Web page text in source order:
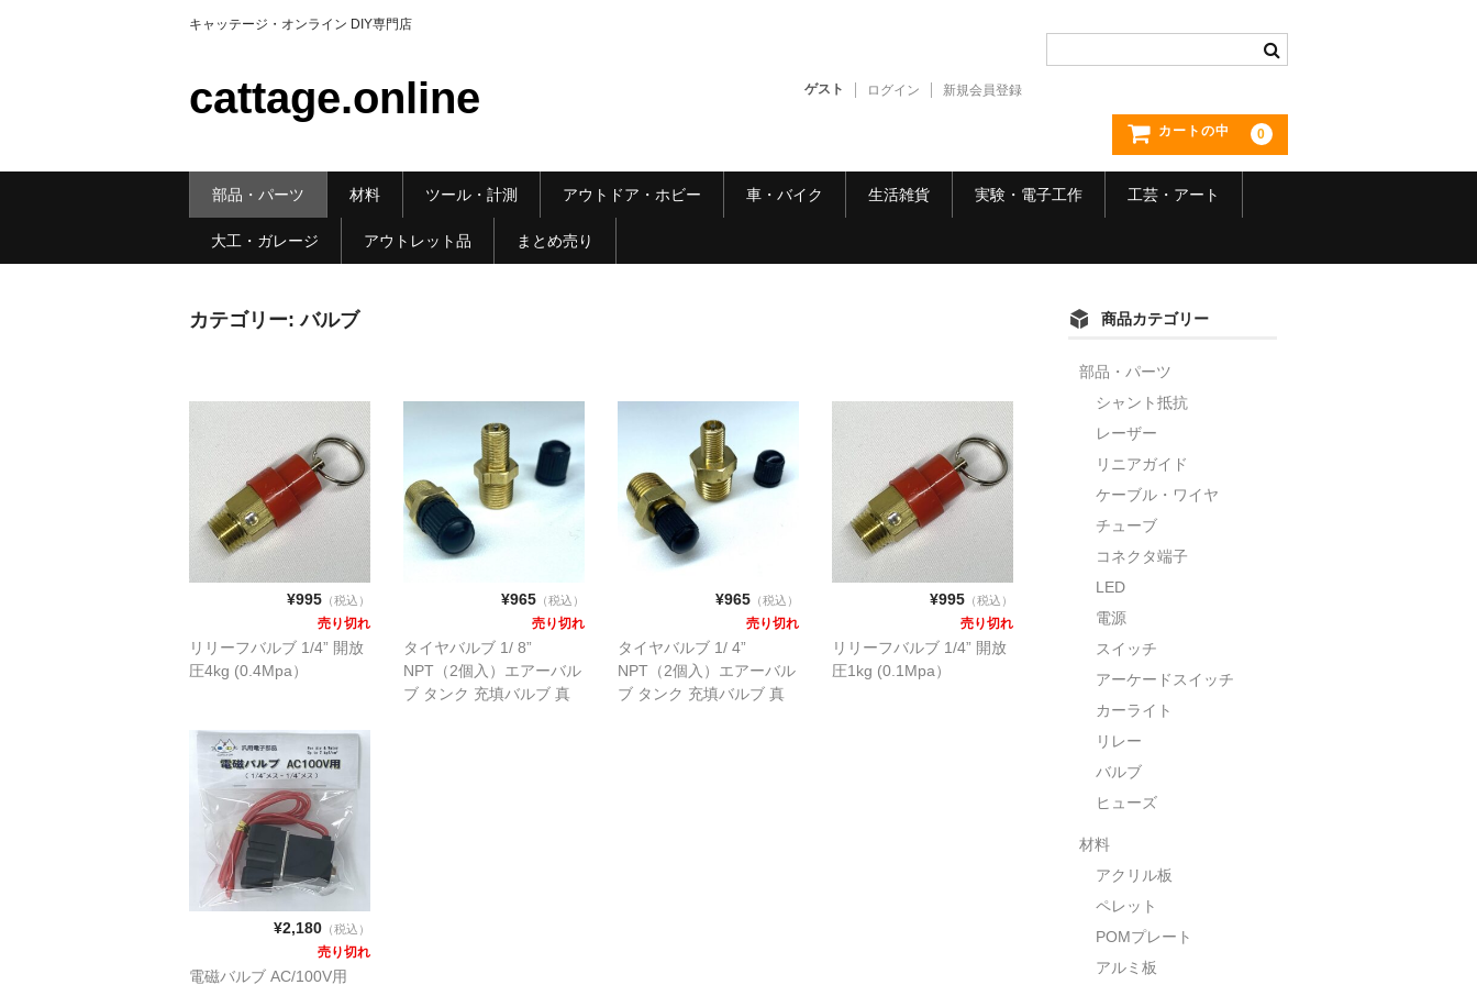
キャッテージ・オンライン DIY専門店
cattage.online ゲスト ログイン 新規会員登録
カートの中 0
部品・パーツ 材料 ツール・計測 アウトドア・ホビー 車・バイク 生活雑貨 実験・電子工作 工芸・アート
大工・ガレージ アウトレット品 まとめ売り
カテゴリー:バルブ
¥995 （税込）
売り切れ
リリーフバルブ 1/4” 開放
圧4kg (0.4Mpa）
¥965 （税込）
売り切れ
タイヤバルブ 1/ 8”
NPT（2個入）エアーバル
ブ タンク 充填バルブ 真
¥965 （税込）
売り切れ
タイヤバルブ 1/ 4”
NPT（2個入）エアーバル
ブ タンク 充填バルブ 真
¥995 （税込）
売り切れ
リリーフバルブ 1/4” 開放
圧1kg (0.1Mpa）
¥2,180 （税込）
売り切れ
電磁バルブ AC/100V用
商品カテゴリー
部品・パーツ
シャント抵抗
レーザー
リニアガイド
ケーブル・ワイヤ
チューブ
コネクタ端子
LED
電源
スイッチ
アーケードスイッチ
カーライト
リレー
バルブ
ヒューズ
材料
アクリル板
ペレット
POMプレート
アルミ板